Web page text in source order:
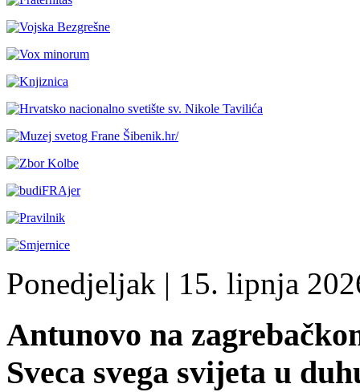
Ponedjeljak | 15. lipnja
Antunovo na
Sveca svega svijeta u